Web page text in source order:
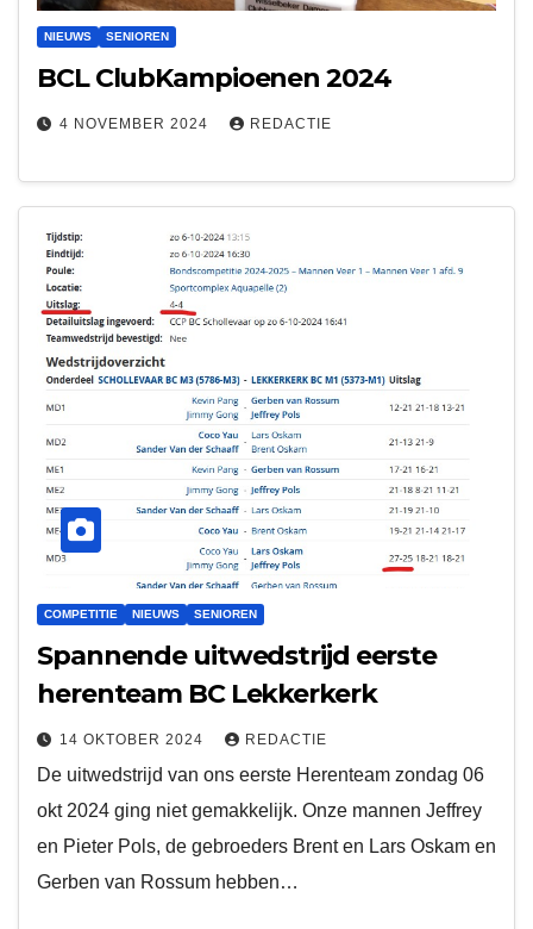
NIEUWS SENIOREN
BCL ClubKampioenen 2024
4 NOVEMBER 2024 REDACTIE
COMPETITIE NIEUWS SENIOREN
Spannende uitwedstrijd eerste
herenteam BC Lekkerkerk
14 OKTOBER 2024 REDACTIE
De uitwedstrijd van ons eerste Herenteam zondag 06
okt 2024 ging niet gemakkelijk. Onze mannen Jeffrey
en Pieter Pols, de gebroeders Brent en Lars Oskam en
Gerben van Rossum hebben…